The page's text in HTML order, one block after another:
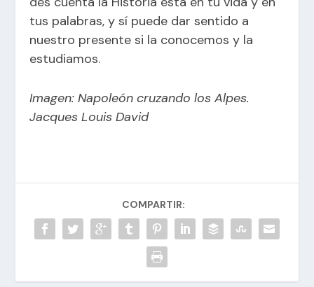
tus palabras, y sí puede dar sentido a
nuestro presente si la conocemos y la
estudiamos.
Imagen: Napoleón cruzando los Alpes.
Jacques Louis David
COMPARTIR: